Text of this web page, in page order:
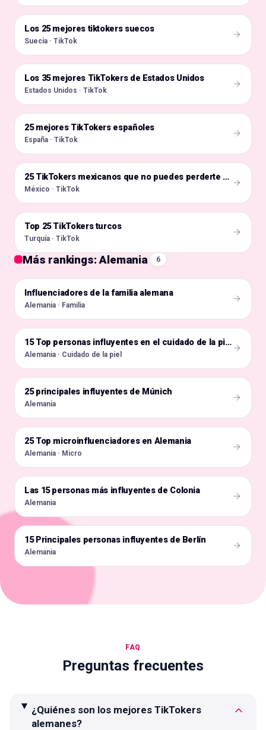
🇸🇪
Los 25 mejores tiktokers suecos
Suecia · TikTok
🇺🇸
Los 35 mejores TikTokers de Estados Unidos
Estados Unidos · TikTok
🇪🇸
25 mejores TikTokers españoles
España · TikTok
🇲🇽 25 TikTokers mexicanos que no puedes perderte este año
México · TikTok
🇹🇷
Top 25 TikTokers turcos
Turquía · TikTok
Más rankings: Alemania 6
🇩🇪
Influenciadores de la familia alemana
Alemania · Familia
🇩🇪 15 Top personas influyentes en el cuidado de la piel en Alemania
Alemania · Cuidado de la piel
🇩🇪
25 principales influyentes de Múnich
Alemania
🇩🇪
25 Top microinfluenciadores en Alemania
Alemania · Micro
🇩🇪
Las 15 personas más influyentes de Colonia
Alemania
🇩🇪
15 Principales personas influyentes de Berlín
Alemania
FAQ
Preguntas frecuentes
¿Quiénes son los mejores TikTokers
alemanes?